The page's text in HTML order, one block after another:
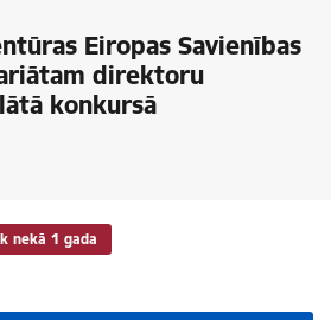
Eiropas Savienības
direktoru
konkursā
nekā 1 gada